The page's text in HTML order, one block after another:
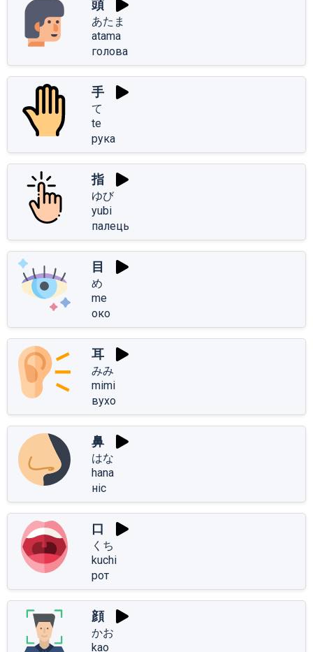
頭
あたま
atama
голова
手
て
te
рука
指
ゆび
yubi
палець
目
め
me
око
耳
みみ
mimi
вухо
鼻
はな
hana
ніс
口
くち
kuchi
рот
顔
かお
kao